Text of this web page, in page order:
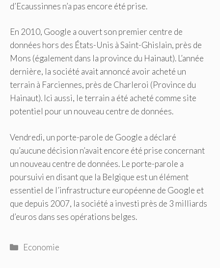
d’Ecaussinnes n’a pas encore été prise.
En 2010, Google a ouvert son premier centre de
données hors des États-Unis à Saint-Ghislain, près de
Mons (également dans la province du Hainaut). L’année
dernière, la société avait annoncé avoir acheté un
terrain à Farciennes, près de Charleroi (Province du
Hainaut). Ici aussi, le terrain a été acheté comme site
potentiel pour un nouveau centre de données.
Vendredi, un porte-parole de Google a déclaré
qu’aucune décision n’avait encore été prise concernant
un nouveau centre de données. Le porte-parole a
poursuivi en disant que la Belgique est un élément
essentiel de l’infrastructure européenne de Google et
que depuis 2007, la société a investi près de 3 milliards
d’euros dans ses opérations belges.
Catégories
Economie